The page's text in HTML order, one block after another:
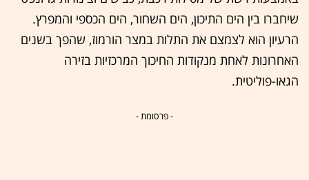
שיחברו בין הים התיכון, הים השחור, הים הכספי והמפרץ.
הרעיון הוא לצמצם את התלות במצר הורמוז, שהפך בשנים
האחרונות לאחת מנקודות החיכוך המרכזיות בזירה
הגאו-פוליטית.
- פרסומת -